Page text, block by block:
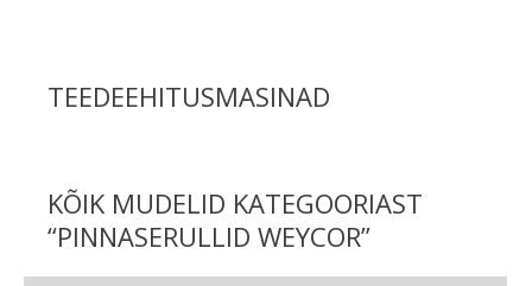
TEEDEEHITUSMASINAD
KÕIK MUDELID KATEGOORIAST
“PINNASERULLID WEYCOR”